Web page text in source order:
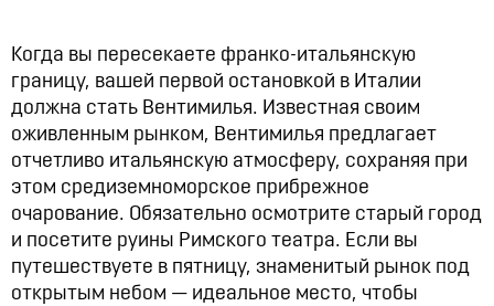
Когда вы пересекаете франко-итальянскую
границу, вашей первой остановкой в ​​Италии
должна стать Вентимилья. Известная своим
оживленным рынком, Вентимилья предлагает
отчетливо итальянскую атмосферу, сохраняя при
этом средиземноморское прибрежное
очарование. Обязательно осмотрите старый город
и посетите руины Римского театра. Если вы
путешествуете в пятницу, знаменитый рынок под
открытым небом — идеальное место, чтобы